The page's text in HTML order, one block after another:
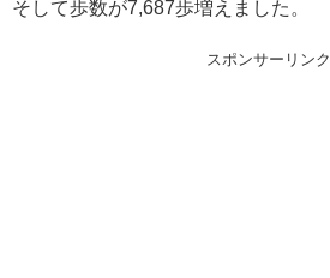
そして歩数が7,687歩増えました。
スポンサーリンク